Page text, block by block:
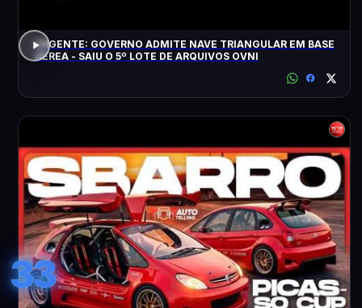
URGENTE: GOVERNO ADMITE NAVE TRIANGULAR EM BASE
AÉREA - SAIU O 5º LOTE DE ARQUIVOS OVNI
33